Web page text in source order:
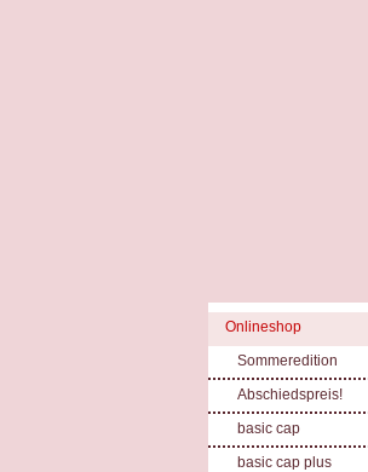
Onlineshop
Sommeredition
Abschiedspreis!
basic cap
basic cap plus